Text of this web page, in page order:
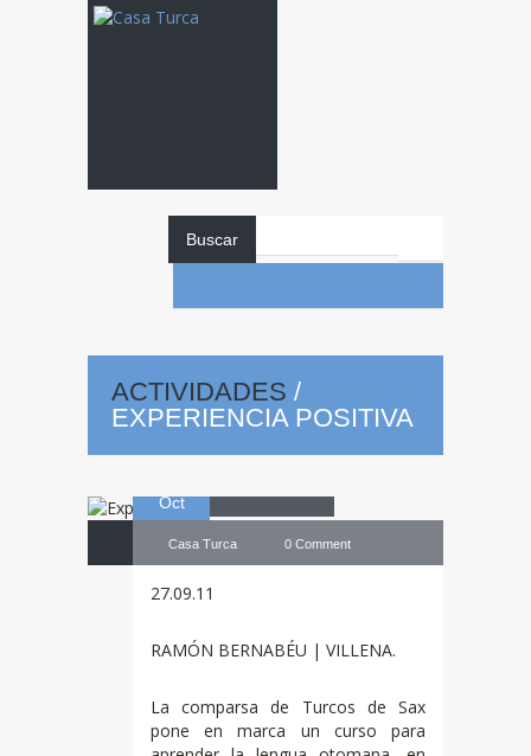
Buscar
ACTIVIDADES /
EXPERIENCIA POSITIVA
Oct
Experiencia
Casa Turca 0 Comment
27.09.11
RAMÓN BERNABÉU | VILLENA.
La comparsa de Turcos de Sax
pone en marca un curso para